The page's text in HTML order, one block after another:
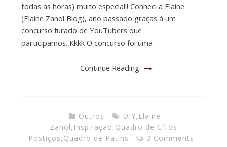
todas as horas) muito especial!! Conheci a Elaine
(Elaine Zanol Blog), ano passado graças à um
concurso furado de YouTubers que
participamos. Kkkk O concurso foi uma
Continue Reading
Outros DIY, Elaine
Zanol, Inspiração,Quadro de Cílios
Postiços,Quadro de Patins 3 Comments